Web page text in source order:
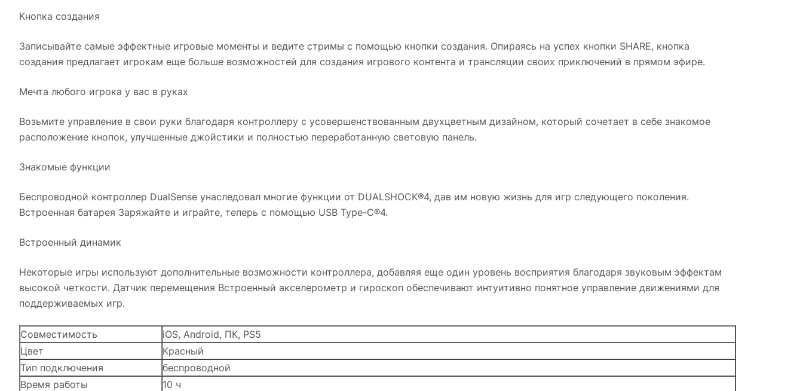
Кнопка создания
Записывайте самые эффектные игровые моменты и ведите стримы с помощью кнопки создания. Опираясь на успех кнопки SHARE, кнопка
создания предлагает игрокам еще больше возможностей для создания игрового контента и трансляции своих приключений в прямом эфире.
Мечта любого игрока у вас в руках
Возьмите управление в свои руки благодаря контроллеру с усовершенствованным двухцветным дизайном, который сочетает в себе знакомое
расположение кнопок, улучшенные джойстики и полностью переработанную световую панель.
Знакомые функции
Беспроводной контроллер DualSense унаследовал многие функции от DUALSHOCK®4, дав им новую жизнь для игр следующего поколения.
Встроенная батарея Заряжайте и играйте, теперь с помощью USB Type-C®4.
Встроенный динамик
Некоторые игры используют дополнительные возможности контроллера, добавляя еще один уровень восприятия благодаря звуковым эффектам
высокой четкости. Датчик перемещения Встроенный акселерометр и гироскоп обеспечивают интуитивно понятное управление движениями для
поддерживаемых игр.
Совместимость
iOS, Android, ПК, PS5
Цвет
Красный
Тип подключения
беспроводной
Время работы
10 ч